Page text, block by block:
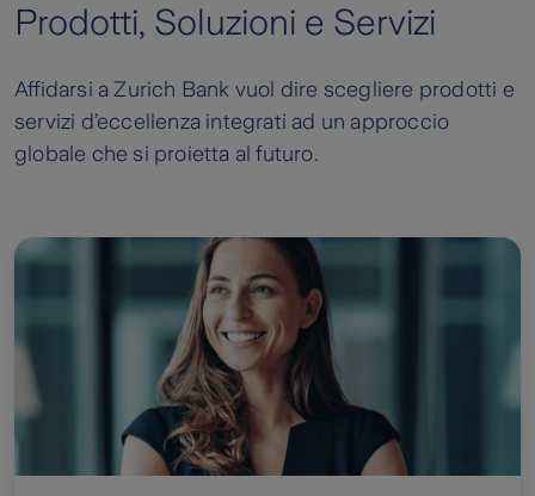
Prodotti, Soluzioni e Servizi
Affidarsi a Zurich Bank vuol dire scegliere prodotti e
servizi d’eccellenza integrati ad un approccio
globale che si proietta al futuro.